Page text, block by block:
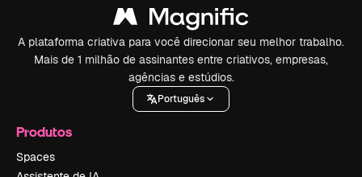
A plataforma criativa para você direcionar seu melhor trabalho.
Mais de 1 milhão de assinantes entre criativos, empresas,
agências e estúdios.
Português
Produtos
Spaces